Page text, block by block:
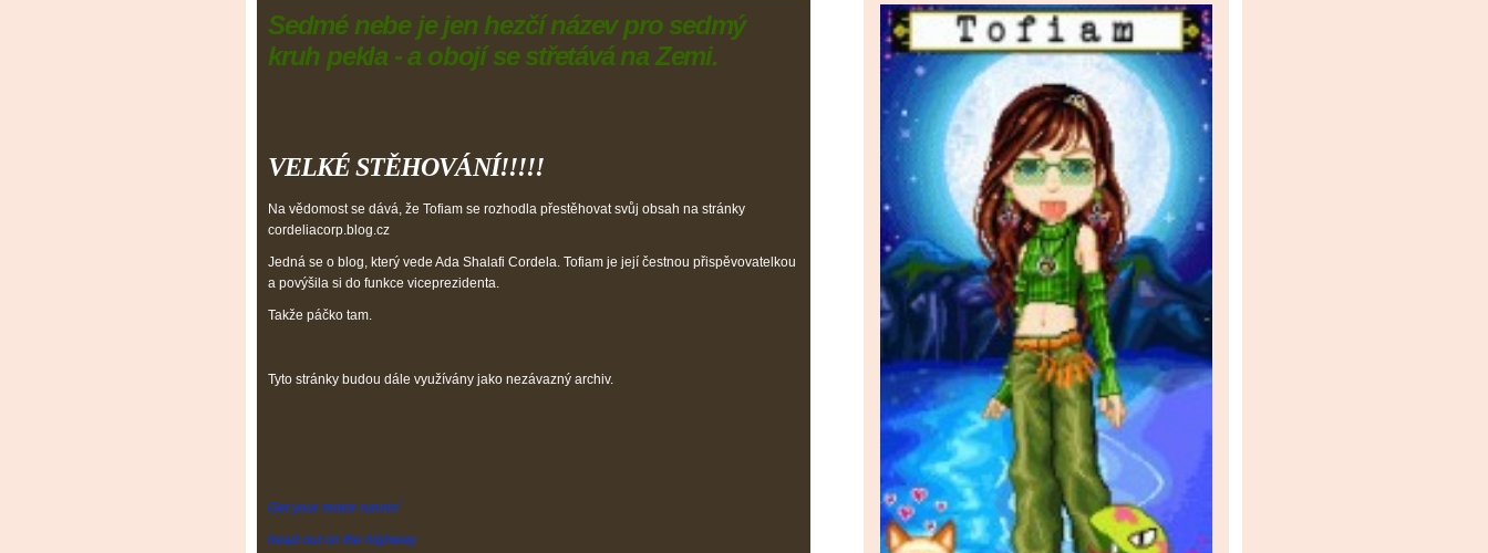
Sedmé nebe je jen hezčí název pro sedmý
kruh pekla - a obojí se střetává na Zemi.
VELKÉ STĚHOVÁNÍ!!!!!
Na vědomost se dává, že Tofiam se rozhodla přestěhovat svůj obsah na stránky
cordeliacorp.blog.cz
Jedná se o blog, který vede Ada Shalafi Cordela. Tofiam je její čestnou přispěvovatelkou
a povýšila si do funkce viceprezidenta.
Takže páčko tam.
Tyto stránky budou dále využívány jako nezávazný archiv.
Get your motor runnin´
head out on the highway